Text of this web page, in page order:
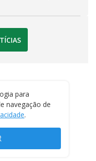
para
navegação de
.